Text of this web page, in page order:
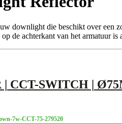
downlight die beschikt over een
de achterkant van het armatuur is
CCT-SWITCH |
7w-CCT-75-279520